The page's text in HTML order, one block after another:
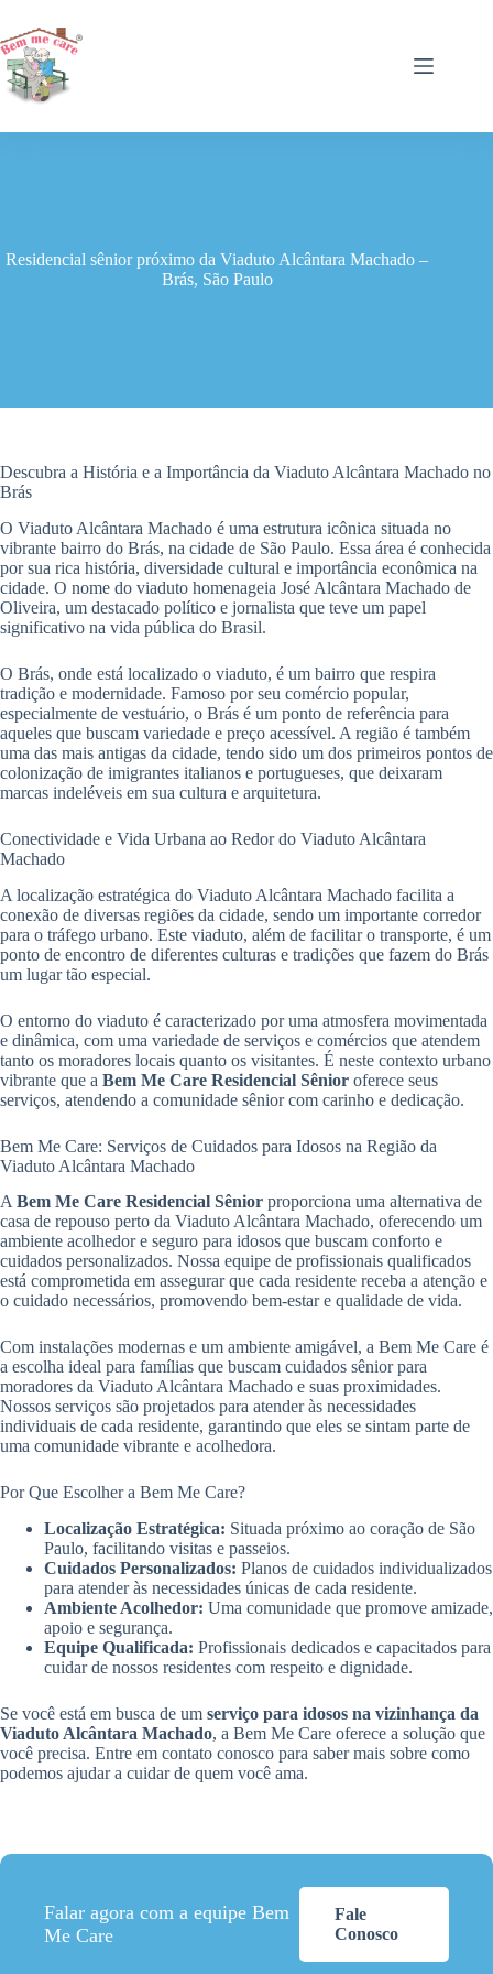
para
o
conteúdo
Residencial sênior próximo da Viaduto Alcântara Machado –
Brás, São Paulo
Descubra a História e a Importância da Viaduto Alcântara Machado no
Brás
O Viaduto Alcântara Machado é uma estrutura icônica situada no
vibrante bairro do Brás, na cidade de São Paulo. Essa área é conhecida
por sua rica história, diversidade cultural e importância econômica na
cidade. O nome do viaduto homenageia José Alcântara Machado de
Oliveira, um destacado político e jornalista que teve um papel
significativo na vida pública do Brasil.
O Brás, onde está localizado o viaduto, é um bairro que respira
tradição e modernidade. Famoso por seu comércio popular,
especialmente de vestuário, o Brás é um ponto de referência para
aqueles que buscam variedade e preço acessível. A região é também
uma das mais antigas da cidade, tendo sido um dos primeiros pontos de
colonização de imigrantes italianos e portugueses, que deixaram
marcas indeléveis em sua cultura e arquitetura.
Conectividade e Vida Urbana ao Redor do Viaduto Alcântara
Machado
A localização estratégica do Viaduto Alcântara Machado facilita a
conexão de diversas regiões da cidade, sendo um importante corredor
para o tráfego urbano. Este viaduto, além de facilitar o transporte, é um
ponto de encontro de diferentes culturas e tradições que fazem do Brás
um lugar tão especial.
O entorno do viaduto é caracterizado por uma atmosfera movimentada
e dinâmica, com uma variedade de serviços e comércios que atendem
tanto os moradores locais quanto os visitantes. É neste contexto urbano
vibrante que a Bem Me Care Residencial Sênior oferece seus
serviços, atendendo a comunidade sênior com carinho e dedicação.
Bem Me Care: Serviços de Cuidados para Idosos na Região da
Viaduto Alcântara Machado
A Bem Me Care Residencial Sênior proporciona uma alternativa de
casa de repouso perto da Viaduto Alcântara Machado, oferecendo um
ambiente acolhedor e seguro para idosos que buscam conforto e
cuidados personalizados. Nossa equipe de profissionais qualificados
está comprometida em assegurar que cada residente receba a atenção e
o cuidado necessários, promovendo bem-estar e qualidade de vida.
Com instalações modernas e um ambiente amigável, a Bem Me Care é
a escolha ideal para famílias que buscam cuidados sênior para
moradores da Viaduto Alcântara Machado e suas proximidades.
Nossos serviços são projetados para atender às necessidades
individuais de cada residente, garantindo que eles se sintam parte de
uma comunidade vibrante e acolhedora.
Por Que Escolher a Bem Me Care?
Localização Estratégica: Situada próximo ao coração de São
Paulo, facilitando visitas e passeios.
Cuidados Personalizados: Planos de cuidados individualizados
para atender às necessidades únicas de cada residente.
Ambiente Acolhedor: Uma comunidade que promove amizade,
apoio e segurança.
Equipe Qualificada: Profissionais dedicados e capacitados para
cuidar de nossos residentes com respeito e dignidade.
Se você está em busca de um serviço para idosos na vizinhança da
Viaduto Alcântara Machado, a Bem Me Care oferece a solução que
você precisa. Entre em contato conosco para saber mais sobre como
podemos ajudar a cuidar de quem você ama.
Falar agora com a equipe Bem
Me Care
Fale
Conosco